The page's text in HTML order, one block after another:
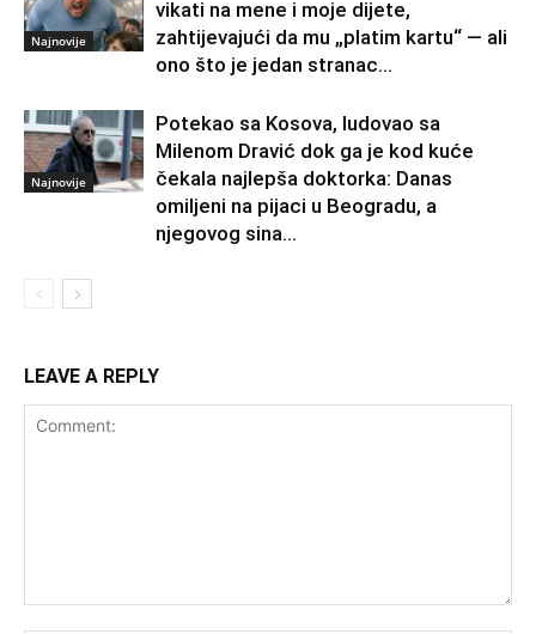
Najnovije
vikati na mene i moje dijete,
zahtijevajući da mu „platim kartu“ — ali
ono što je jedan stranac...
Najnovije
Potekao sa Kosova, ludovao sa
Milenom Dravić dok ga je kod kuće
čekala najlepša doktorka: Danas
omiljeni na pijaci u Beogradu, a
njegovog sina...
LEAVE A REPLY